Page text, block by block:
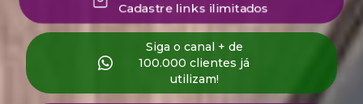
Cadastre links ilimitados
‎Siga o canal + de
100.000 clientes já
utilizam!